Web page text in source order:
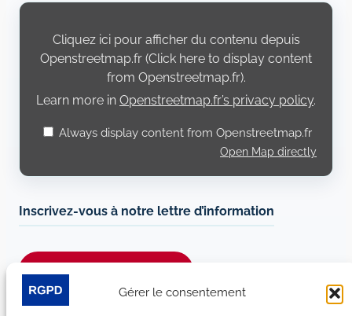
Gérer le consentement
Display
Openstreetmap.fr
Cliquez ici pour afficher du contenu depuis
Openstreetmap.fr (Click here to display content
from Openstreetmap.fr).
Learn more in Openstreetmap.fr’s privacy policy.
Always display content from Openstreetmap.fr
Open Map directly
Inscrivez-vous à notre lettre d’information